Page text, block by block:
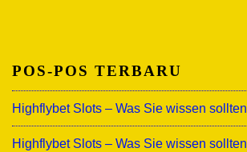
POS-POS TERBARU
Highflybet Slots – Was Sie wissen sollten
Highflybet Slots – Was Sie wissen sollten